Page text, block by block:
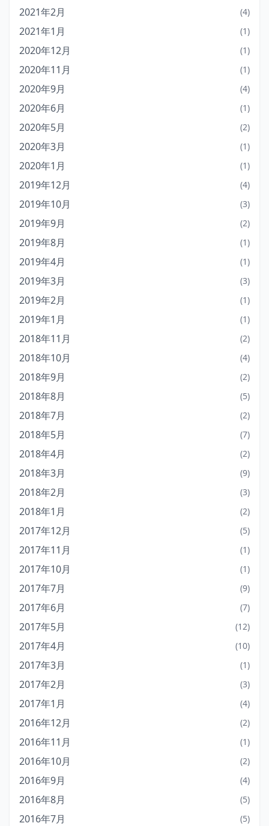
2021年2月 (4)
2021年1月 (1)
2020年12月 (1)
2020年11月 (1)
2020年9月 (4)
2020年6月 (1)
2020年5月 (2)
2020年3月 (1)
2020年1月 (1)
2019年12月 (4)
2019年10月 (3)
2019年9月 (2)
2019年8月 (1)
2019年4月 (1)
2019年3月 (3)
2019年2月 (1)
2019年1月 (1)
2018年11月 (2)
2018年10月 (4)
2018年9月 (2)
2018年8月 (5)
2018年7月 (2)
2018年5月 (7)
2018年4月 (2)
2018年3月 (9)
2018年2月 (3)
2018年1月 (2)
2017年12月 (5)
2017年11月 (1)
2017年10月 (1)
2017年7月 (9)
2017年6月 (7)
2017年5月 (12)
2017年4月 (10)
2017年3月 (1)
2017年2月 (3)
2017年1月 (4)
2016年12月 (2)
2016年11月 (1)
2016年10月 (2)
2016年9月 (4)
2016年8月 (5)
2016年7月 (5)